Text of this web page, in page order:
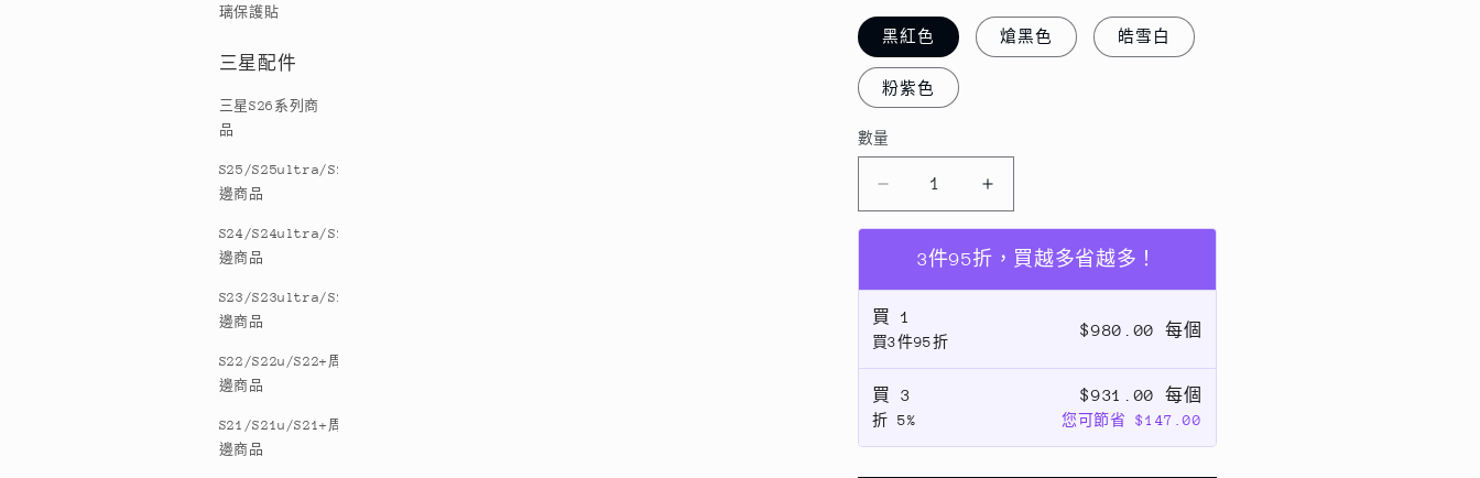
璃保護貼
三星配件
三星S26系列商
品
S25/S25ultra/S25+周
邊商品
S24/S24ultra/S24+周
邊商品
S23/S23ultra/S23+周
邊商品
S22/S22u/S22+周
邊商品
S21/S21u/S21+周
邊商品
黑紅色 熗黑色 皓雪白
粉紫色
數
數量
入
雙
耳
立
聲
2200mah
入
耳
雙
2200mah
3件95折，買越多省越多！
買 1
買3件95折
$980.00 每個
買 3
折 5%
$931.00 每個
您可節省 $147.00